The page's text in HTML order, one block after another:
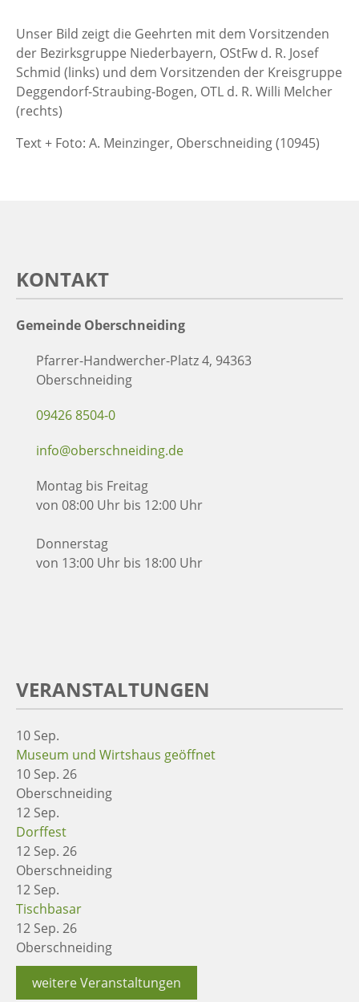
Unser Bild zeigt die Geehrten mit dem Vorsitzenden
der Bezirksgruppe Niederbayern, OStFw d. R. Josef
Schmid (links) und dem Vorsitzenden der Kreisgruppe
Deggendorf-Straubing-Bogen, OTL d. R. Willi Melcher
(rechts)
Text + Foto: A. Meinzinger, Oberschneiding (10945)
KONTAKT
Gemeinde Oberschneiding
Pfarrer-Handwercher-Platz 4, 94363
Oberschneiding
09426 8504-0
info@oberschneiding.de
Montag bis Freitag
von 08:00 Uhr bis 12:00 Uhr
Donnerstag
von 13:00 Uhr bis 18:00 Uhr
VERANSTALTUNGEN
10 Sep.
Museum und Wirtshaus geöffnet
10 Sep. 26
Oberschneiding
12 Sep.
Dorffest
12 Sep. 26
Oberschneiding
12 Sep.
Tischbasar
12 Sep. 26
Oberschneiding
weitere Veranstaltungen